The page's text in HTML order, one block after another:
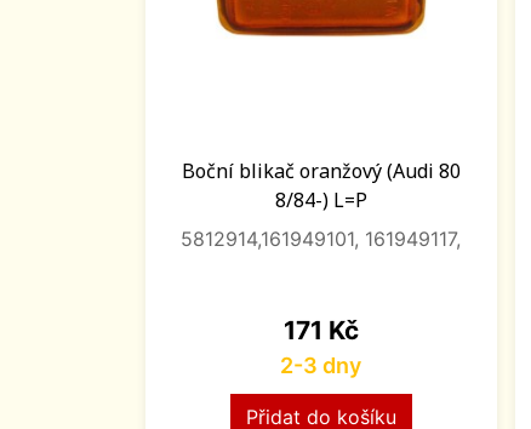
Boční blikač oranžový (Audi 80
8/84-) L=P
5812914,161949101, 161949117,
Cena
171 Kč
2-3 dny
Přidat do košíku